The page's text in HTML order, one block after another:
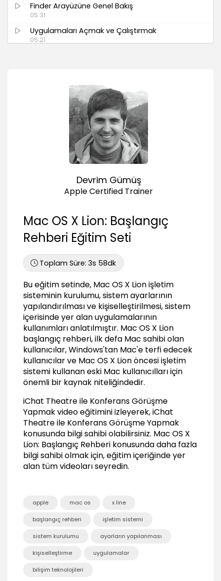
Finder Arayüzüne Genel Bakış
05:31
Uygulamaları Açmak ve Çalıştırmak
05:21
Mission Control ile Çalışma Ekranlarını
Düzenlemek
İzleme Dörtgeni ve Çoklu Dokunma Hareketleri
Fare ve Çoklu Dokunma Hareketleri
Belgeleri Kaydetmek
Uygulama Yüklemek
03:17
İşletim Sistemini Ayarlamak
Arayüz Ayarlarını Kişiselleştirmek
Finder Arayüzünü Kişiselleştirmek
04:39
Dock Ayarlarını Kişiselleştirmek
06:46
Uygulamaları Güncellemek
03:13
E-posta Hesaplarını Ayarlamak
01:21
Time Machine ile Yedekleme Yapmak
06:17
Arama Yapmak
Spotlight ile Arama Yapmak
05:24
Temel Kişisel Tercihleri Düzenlemek
03:25
Mission Control Tercihlerini Düzenlemek
02:49
Devrim Gümüş
Apple Certified Trainer
Mac OS X Lion: Başlangıç
Rehberi Eğitim Seti
Toplam Süre:3s 58dk
Bu eğitim setinde, Mac OS X Lion işletim
sisteminin kurulumu, sistem ayarlarının
yapılandırılması ve kişiselleştirilmesi, sistem
içerisinde yer alan uygulamalarının
kullanımları anlatılmıştır. Mac OS X Lion
başlangıç rehberi, ilk defa Mac sahibi olan
kullanıcılar, Windows'tan Mac'e terfi edecek
kullanıcılar ve Mac OS X Lion öncesi işletim
sistemi kullanan eski Mac kullanıcılları için
önemli bir kaynak niteliğindedir.
iChat Theatre ile Konferans Görüşme
Yapmak video eğitimini izleyerek, iChat
Theatre ile Konferans Görüşme Yapmak
konusunda bilgi sahibi olabilirsiniz. Mac OS X
Lion: Başlangıç Rehberi konusunda daha fazla
bilgi sahibi olmak için, eğitim içeriğinde yer
alan tüm videoları seyredin.
apple mac os x line
başlangıç rehberi işletim sistemi
sistem kurulumu ayarların yapılanması
kişiselleştirme uygulamalar
bilişim teknolojileri